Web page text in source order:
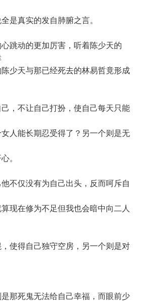
真实的发自肺腑之言。
动的更加厉害，听着陈少天的
少天与那已经死去的林易哲竟形成
不让自己打扮，使自己每天只能
人能长期忍受得了？另一个则是无
。
仅没有为自己出头，反而呵斥自
现在修为不足但我也会暗中向二人
得自己独守空房，另一个则是对
死鬼无法给自己幸福，而眼前少